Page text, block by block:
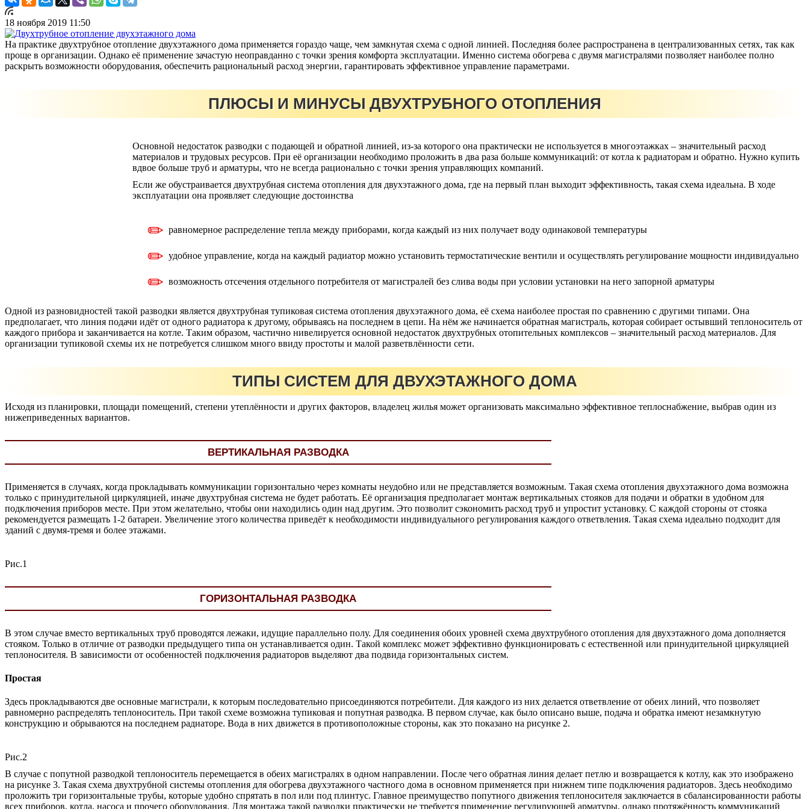
18 ноября 2019 11:50
На практике двухтрубное отопление двухэтажного дома применяется гораздо чаще, чем замкнутая схема с одной линией. Последняя более распространена в централизованных сетях, так как
проще в организации. Однако её применение зачастую неоправданно с точки зрения комфорта эксплуатации. Именно система обогрева с двумя магистралями позволяет наиболее полно
раскрыть возможности оборудования, обеспечить рациональный расход энергии, гарантировать эффективное управление параметрами.
ПЛЮСЫ И МИНУСЫ ДВУХТРУБНОГО ОТОПЛЕНИЯ
Основной недостаток разводки с подающей и обратной линией, из-за которого она практически не используется в многоэтажках – значительный расход
материалов и трудовых ресурсов. При её организации необходимо проложить в два раза больше коммуникаций: от котла к радиаторам и обратно. Нужно купить
вдвое больше труб и арматуры, что не всегда рационально с точки зрения управляющих компаний.
Если же обустраивается двухтрубная система отопления для двухэтажного дома, где на первый план выходит эффективность, такая схема идеальна. В ходе
эксплуатации она проявляет следующие достоинства
равномерное распределение тепла между приборами, когда каждый из них получает воду одинаковой температуры
удобное управление, когда на каждый радиатор можно установить термостатические вентили и осуществлять регулирование мощности индивидуально
возможность отсечения отдельного потребителя от магистралей без слива воды при условии установки на него запорной арматуры
Одной из разновидностей такой разводки является двухтрубная тупиковая система отопления двухэтажного дома, её схема наиболее простая по сравнению с другими типами. Она
предполагает, что линия подачи идёт от одного радиатора к другому, обрываясь на последнем в цепи. На нём же начинается обратная магистраль, которая собирает остывший теплоноситель от
каждого прибора и заканчивается на котле. Таким образом, частично нивелируется основной недостаток двухтрубных отопительных комплексов – значительный расход материалов. Для
организации тупиковой схемы их не потребуется слишком много ввиду простоты и малой разветвлённости сети.
ТИПЫ СИСТЕМ ДЛЯ ДВУХЭТАЖНОГО ДОМА
Исходя из планировки, площади помещений, степени утеплённости и других факторов, владелец жилья может организовать максимально эффективное теплоснабжение, выбрав один из
нижеприведенных вариантов.
ВЕРТИКАЛЬНАЯ РАЗВОДКА
Применяется в случаях, когда прокладывать коммуникации горизонтально через комнаты неудобно или не представляется возможным. Такая схема отопления двухэтажного дома возможна
только с принудительной циркуляцией, иначе двухтрубная система не будет работать. Её организация предполагает монтаж вертикальных стояков для подачи и обратки в удобном для
подключения приборов месте. При этом желательно, чтобы они находились один над другим. Это позволит сэкономить расход труб и упростит установку. С каждой стороны от стояка
рекомендуется размещать 1-2 батареи. Увеличение этого количества приведёт к необходимости индивидуального регулирования каждого ответвления. Такая схема идеально подходит для
зданий с двумя-тремя и более этажами.
Рис.1
ГОРИЗОНТАЛЬНАЯ РАЗВОДКА
В этом случае вместо вертикальных труб проводятся лежаки, идущие параллельно полу. Для соединения обоих уровней схема двухтрубного отопления для двухэтажного дома дополняется
стояком. Только в отличие от разводки предыдущего типа он устанавливается один. Такой комплекс может эффективно функционировать с естественной или принудительной циркуляцией
теплоносителя. В зависимости от особенностей подключения радиаторов выделяют два подвида горизонтальных систем.
Простая
Здесь прокладываются две основные магистрали, к которым последовательно присоединяются потребители. Для каждого из них делается ответвление от обеих линий, что позволяет
равномерно распределять теплоноситель. При такой схеме возможна тупиковая и попутная разводка. В первом случае, как было описано выше, подача и обратка имеют незамкнутую
конструкцию и обрываются на последнем радиаторе. Вода в них движется в противоположные стороны, как это показано на рисунке 2.
Рис.2
В случае с попутной разводкой теплоноситель перемещается в обеих магистралях в одном направлении. После чего обратная линия делает петлю и возвращается к котлу, как это изображено
на рисунке 3. Такая схема двухтрубной системы отопления для обогрева двухэтажного частного дома в основном применяется при нижнем типе подключения радиаторов. Здесь необходимо
проложить три горизонтальные трубы, которые удобно спрятать в пол или под плинтус. Главное преимущество попутного движения теплоносителя заключается в сбалансированности работы
всех приборов, котла, насоса и прочего оборудования. Для монтажа такой разводки практически не требуется применение регулирующей арматуры, однако протяжённость коммуникаций